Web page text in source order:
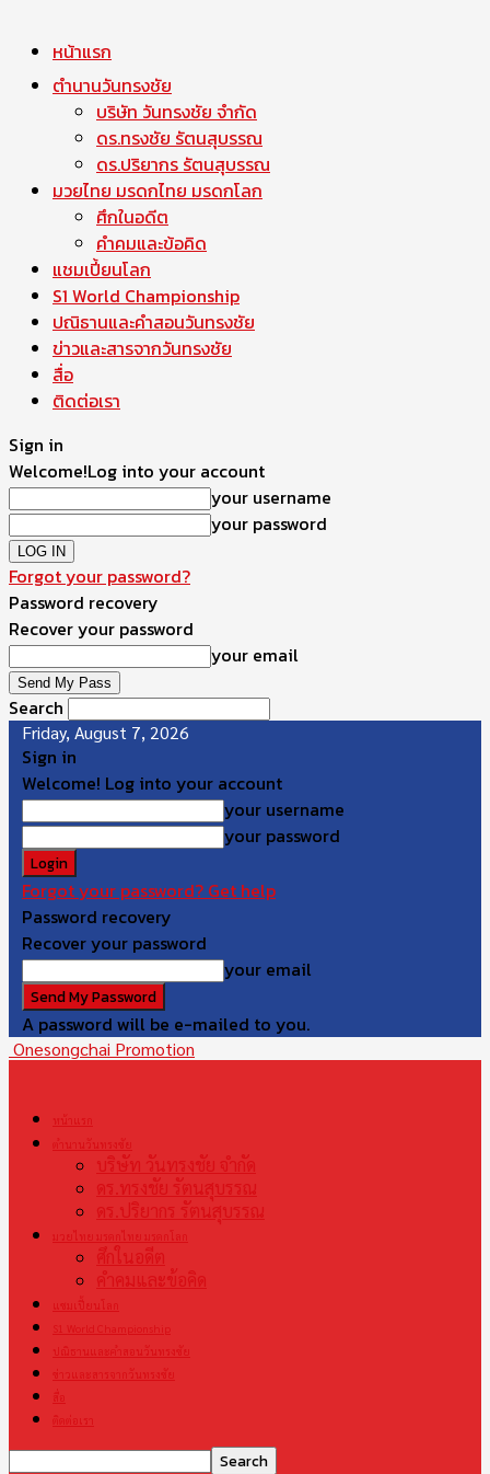
หน้าแรก
ตำนานวันทรงชัย
บริษัท วันทรงชัย จำกัด
ดร.ทรงชัย รัตนสุบรรณ
ดร.ปริยากร รัตนสุบรรณ
มวยไทย มรดกไทย มรดกโลก
ศึกในอดีต
คำคมและข้อคิด
แชมเปี้ยนโลก
S1 World Championship
ปณิธานและคำสอนวันทรงชัย
ข่าวและสารจากวันทรงชัย
สื่อ
ติดต่อเรา
Sign in
Welcome!Log into your account
your username
your password
Forgot your password?
Password recovery
Recover your password
your email
Search
Friday, August 7, 2026
Sign in
Welcome! Log into your account
your username
your password
Forgot your password? Get help
Password recovery
Recover your password
your email
A password will be e-mailed to you.
Onesongchai Promotion
หน้าแรก
ตำนานวันทรงชัย
บริษัท วันทรงชัย จำกัด
ดร.ทรงชัย รัตนสุบรรณ
ดร.ปริยากร รัตนสุบรรณ
มวยไทย มรดกไทย มรดกโลก
ศึกในอดีต
คำคมและข้อคิด
แชมเปี้ยนโลก
S1 World Championship
ปณิธานและคำสอนวันทรงชัย
ข่าวและสารจากวันทรงชัย
สื่อ
ติดต่อเรา